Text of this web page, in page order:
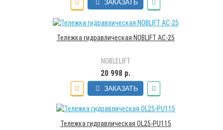
ЗАКАЗАТЬ
Тележка гидравлическая NOBLIFT AC-25
NOBLELIFT
20 998 р.
ЗАКАЗАТЬ
Тележка гидравлическая OL25-PU115